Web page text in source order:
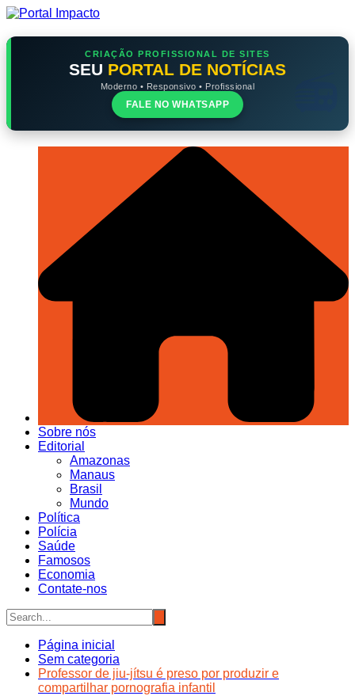
Ir
o
CRIAÇÃO PROFISSIONAL DE SITES
SEU PORTAL DE NOTÍCIAS
Moderno • Responsivo • Profissional
FALE NO WHATSAPP
Sobre nós
Editorial
Amazonas
Manaus
Brasil
Mundo
Política
Polícia
Saúde
Famosos
Economia
Contate-nos
Página inicial
Sem categoria
Professor de jiu-jítsu é preso por produzir e
compartilhar pornografia infantil